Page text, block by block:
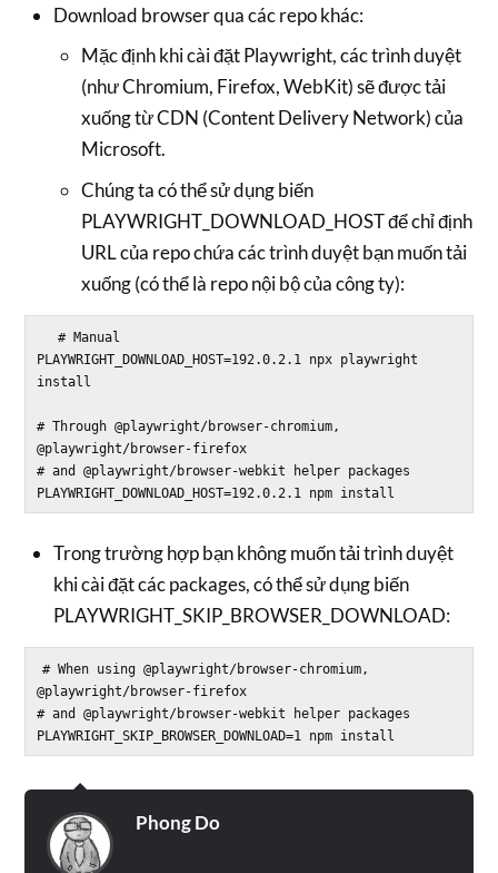
Download browser qua các repo khác:
Mặc định khi cài đặt Playwright, các trình duyệt
(như Chromium, Firefox, WebKit) sẽ được tải
xuống từ CDN (Content Delivery Network) của
Microsoft.
Chúng ta có thể sử dụng biến
PLAYWRIGHT_DOWNLOAD_HOST để chỉ định
URL của repo chứa các trình duyệt bạn muốn tải
xuống (có thể là repo nội bộ của công ty):
  # Manual
PLAYWRIGHT_DOWNLOAD_HOST=192.0.2.1 npx playwright
install
# Through @playwright/browser-chromium,
@playwright/browser-firefox
# and @playwright/browser-webkit helper packages
Trong trường hợp bạn không muốn tải trình duyệt
khi cài đặt các packages, có thể sử dụng biến
PLAYWRIGHT_SKIP_BROWSER_DOWNLOAD:
# When using @playwright/browser-chromium,
@playwright/browser-firefox
# and @playwright/browser-webkit helper packages
Phong Do